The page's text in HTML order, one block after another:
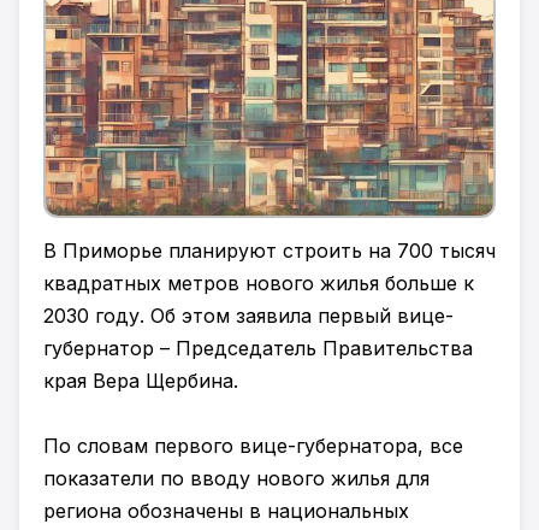
В Приморье планируют строить на 700 тысяч
квадратных метров нового жилья больше к
2030 году. Об этом заявила первый вице-
губернатор – Председатель Правительства
края Вера Щербина.
По словам первого вице-губернатора, все
показатели по вводу нового жилья для
региона обозначены в национальных